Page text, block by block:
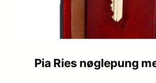
Pia Ries nøglepung